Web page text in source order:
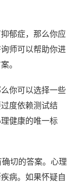
郁症，那么你应
师可以帮助你进
。
你可以选择一些
度依赖测试结
健康的唯一标
切的答案。心理
病。如果怀疑自